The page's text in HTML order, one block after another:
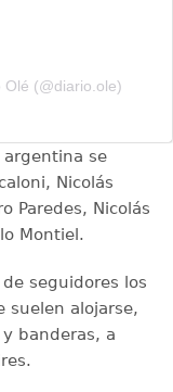
(@diario.ole)
argentina se
Nicolás
Paredes, Nicolás
Montiel.
seguidores los
suelen alojarse,
banderas, a